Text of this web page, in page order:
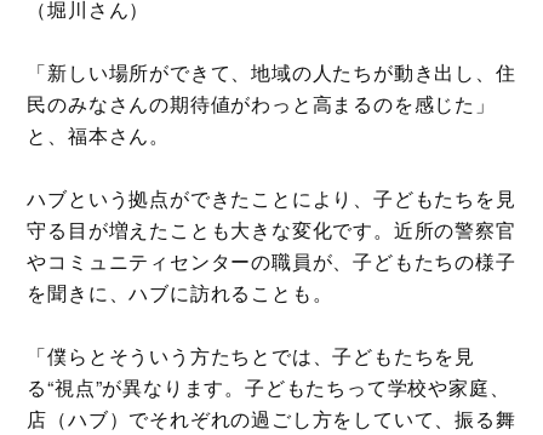
（堀川さん）
「新しい場所ができて、地域の人たちが動き出し、住
民のみなさんの期待値がわっと高まるのを感じた」
と、福本さん。
ハブという拠点ができたことにより、子どもたちを見
守る目が増えたことも大きな変化です。近所の警察官
やコミュニティセンターの職員が、子どもたちの様子
を聞きに、ハブに訪れることも。
「僕らとそういう方たちとでは、子どもたちを見
る“視点”が異なります。子どもたちって学校や家庭、
店（ハブ）でそれぞれの過ごし方をしていて、振る舞